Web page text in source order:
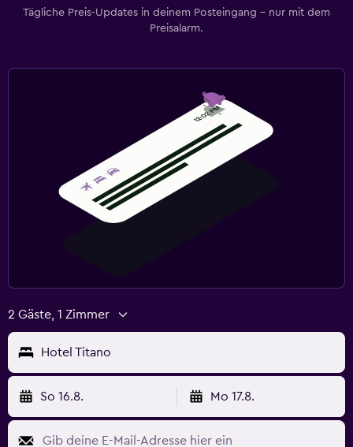
Tägliche Preis-Updates in deinem Posteingang – nur mit dem
Preisalarm.
2 Gäste, 1 Zimmer
Hotel Titano
So 16.8. Mo 17.8.